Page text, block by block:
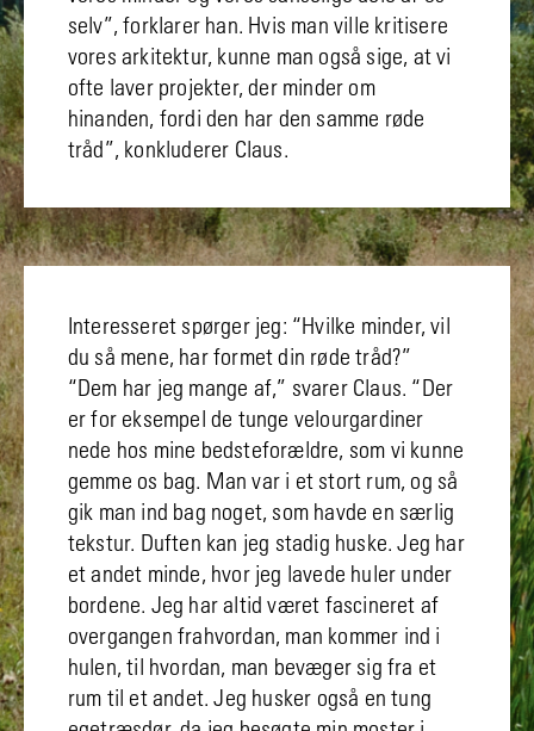
selv”, forklarer han. Hvis man ville kritisere
vores arkitektur, kunne man også sige, at vi
ofte laver projekter, der minder om
hinanden, fordi den har den samme røde
tråd”, konkluderer Claus.
Interesseret spørger jeg: “Hvilke minder, vil
du så mene, har formet din røde tråd?”
“Dem har jeg mange af,” svarer Claus. “Der
er for eksempel de tunge velourgardiner
nede hos mine bedsteforældre, som vi kunne
gemme os bag. Man var i et stort rum, og så
gik man ind bag noget, som havde en særlig
tekstur. Duften kan jeg stadig huske. Jeg har
et andet minde, hvor jeg lavede huler under
bordene. Jeg har altid været fascineret af
overgangen frahvordan, man kommer ind i
hulen, til hvordan, man bevæger sig fra et
rum til et andet. Jeg husker også en tung